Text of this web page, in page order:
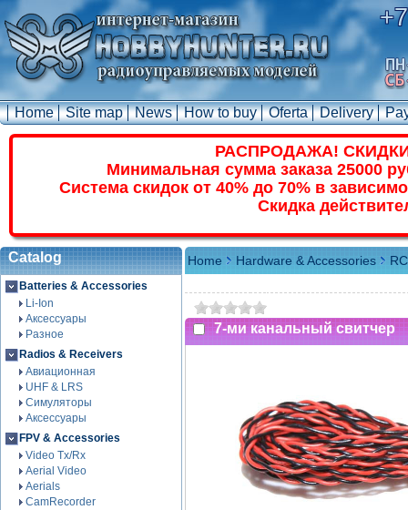
Home Site map News How to buy Oferta Delivery
РАСПРОДАЖА!
Минимальная сумма заказа 25000
Система скидок от 40% до 70% в
Скидка
Catalog
Batteries & Accessories
Li-Ion
Аксессуары
Разное
Radios & Receivers
Авиационная
UHF & LRS
Симуляторы
Аксессуары
FPV & Accessories
Video Tx/Rx
Aerial Video
Aerials
CamRecorder
Home Hardware & Accessories
7-ми канальный свитчер